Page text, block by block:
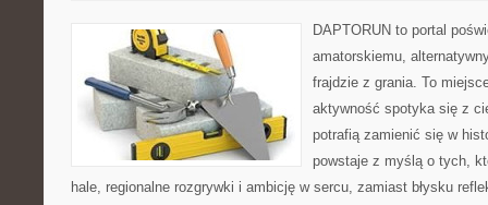
DAPTORUN to portal
amatorskiemu,
frajdzie z grania. To
aktywność spotyka się z
potrafią zamienić się w
powstaje z myślą o tych,
hale, regionalne rozgrywki i ambicję w sercu, zamiast błysku